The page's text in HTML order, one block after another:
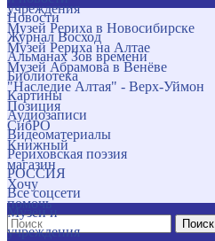
учреждения
Музей Рериха в Новосибирске
Музей Рериха на Алтае
Музей Абрамова в Венёве
"Наследие Алтая" - Верх-Уймон
Позиция
СибРО
Книжный
магазин
Хочу
помочь
Поиск
Новости
Журнал Восход
Альманах Зов времени
Библиотека
Картины
Аудиозаписи
Видеоматериалы
Рериховская поэзия
РОССИЯ
Все соцсети
Музеи и
учреждения